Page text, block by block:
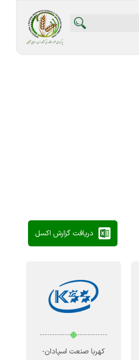
دریافت گزارش اکسل
کهربا صنعت اسپادان-